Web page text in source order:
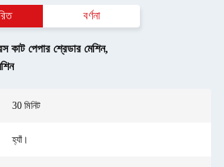
বর্ণনা
কাট পেপার শ্রেডার মেশিন,
30 মিনিট
হ্যাঁ।